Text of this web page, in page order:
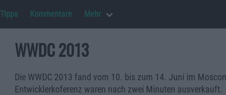
Tipps Kommentare Mehr
WWDC 2013
Die WWDC 2013 fand vom 10. bis zum 14. Juni im
Entwicklerkoferenz waren nach zwei Minuten ausverkauft.